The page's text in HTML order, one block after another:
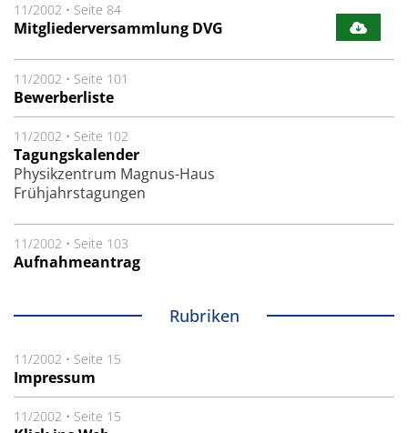
11/2002 • Seite 84
Mitgliederversammlung DVG
11/2002 • Seite 101
Bewerberliste
11/2002 • Seite 102
Tagungskalender
Physikzentrum Magnus-Haus
Frühjahrstagungen
11/2002 • Seite 103
Aufnahmeantrag
Rubriken
11/2002 • Seite 15
Impressum
11/2002 • Seite 15